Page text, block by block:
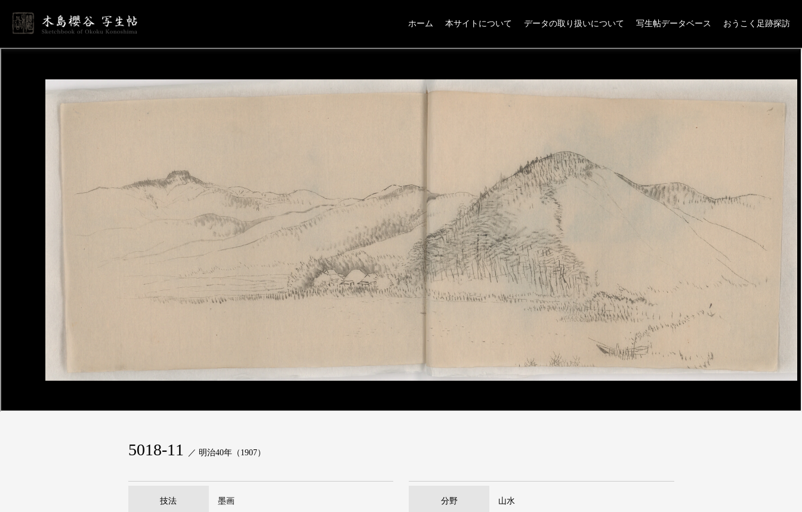
ホーム 本サイトについて データの取り扱いについて 写生帖データベース おうこく足跡探訪
5018-11 ／ 明治40年（1907）
技法 墨画 分野 山水